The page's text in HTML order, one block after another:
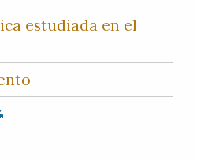
estudiada en el